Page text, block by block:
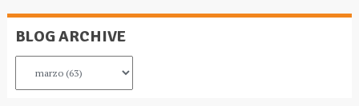
BLOG ARCHIVE